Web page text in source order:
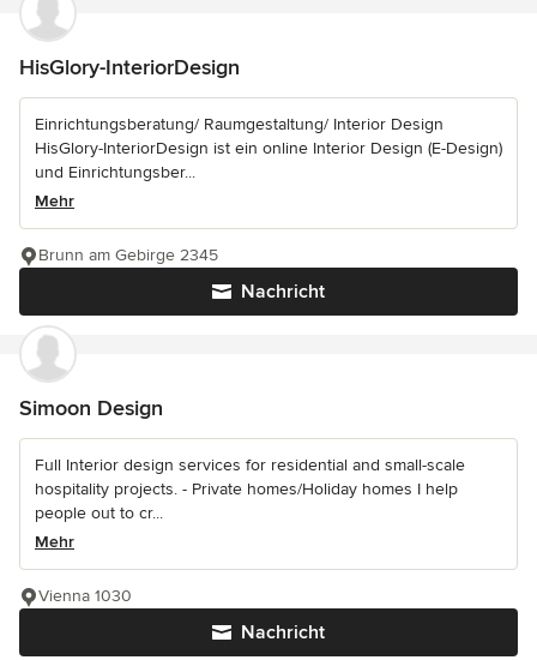
HisGlory-InteriorDesign
Einrichtungsberatung/ Raumgestaltung/ Interior Design
HisGlory-InteriorDesign ist ein online Interior Design (E-Design)
und Einrichtungsber...
Mehr
Nachricht
Brunn am Gebirge 2345
Simoon Design
Full Interior design services for residential and small-scale
hospitality projects. - Private homes/Holiday homes I help
people out to cr...
Mehr
Nachricht
Vienna 1030